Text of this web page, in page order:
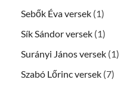
Sebők Éva versek (1)
Sík Sándor versek (1)
Surányi János versek (1)
Szabó Lőrinc versek (7)